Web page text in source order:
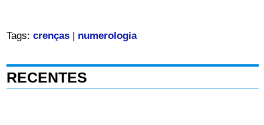
Tags: crenças| numerologia
RECENTES